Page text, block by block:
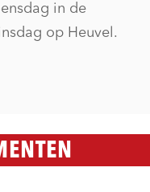
in de
op Heuvel.